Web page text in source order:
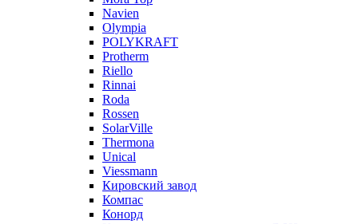
Navien
Olympia
POLYKRAFT
Protherm
Riello
Rinnai
Roda
Rossen
SolarVille
Thermona
Unical
Viessmann
Кировский завод
Компас
Конорд